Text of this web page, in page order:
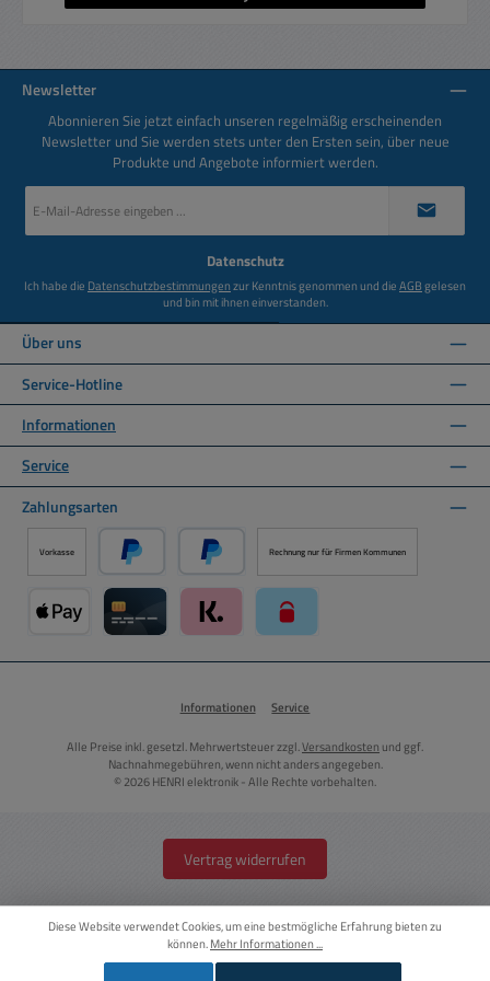
Newsletter
Abonnieren Sie jetzt einfach unseren regelmäßig erscheinenden
Newsletter und Sie werden stets unter den Ersten sein, über neue
Produkte und Angebote informiert werden.
Mail-
Datenschutz
Ich habe die Datenschutzbestimmungenzur Kenntnis genommen und dieAGBgelesen
und bin mit ihnen einverstanden.
Über uns
Service-Hotline
Informationen
Service
Zahlungsarten
Vorkasse
PayPal Später Bezahlen über PayPal
Rechnung nur für Firmen Kommunen
Informationen Service
Alle Preise inkl. gesetzl. Mehrwertsteuer zzgl.Versandkosten und ggf.
Nachnahmegebühren, wenn nicht anders angegeben.
© 2026 HENRI elektronik - Alle Rechte vorbehalten.
Vertrag widerrufen
Diese Website verwendet Cookies, um eine bestmögliche Erfahrung bieten zu
können.Mehr Informationen ...